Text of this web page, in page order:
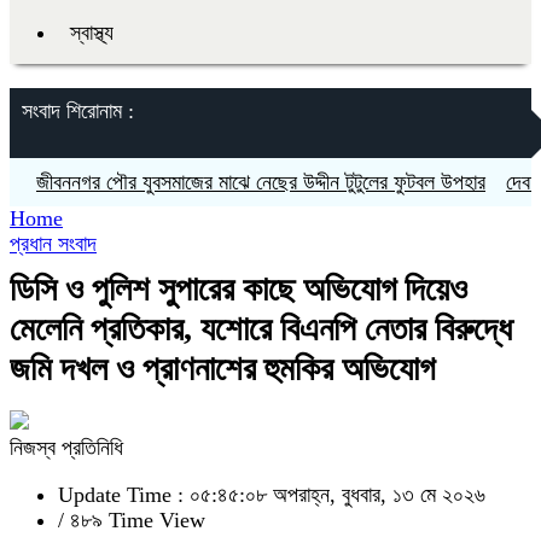
স্বাস্থ্য
সংবাদ শিরোনাম :
পৌর যুবসমাজের মাঝে নেছের উদ্দীন টুটুলের ফুটবল উপহার দেবহাটায়
Home
প্রধান সংবাদ
ডিসি ও পুলিশ সুপারের কাছে অভিযোগ দিয়েও
মেলেনি প্রতিকার, যশোরে বিএনপি নেতার বিরুদ্ধে
জমি দখল ও প্রাণনাশের হুমকির অভিযোগ
নিজস্ব প্রতিনিধি
Update Time : ০৫:৪৫:০৮ অপরাহ্ন, বুধবার, ১৩ মে ২০২৬
/ ৪৮৯ Time View